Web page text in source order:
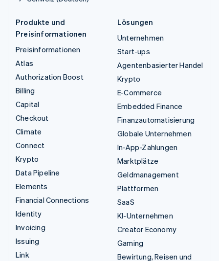
Produkte und
Preisinformationen
Preisinformationen
Atlas
Authorization Boost
Billing
Capital
Checkout
Climate
Connect
Krypto
Data Pipeline
Elements
Financial Connections
Identity
Invoicing
Issuing
Link
Lösungen
Unternehmen
Start-ups
Agentenbasierter Handel
Krypto
E-Commerce
Embedded Finance
Finanzautomatisierung
Globale Unternehmen
In-App-Zahlungen
Marktplätze
Geldmanagement
Plattformen
SaaS
KI-Unternehmen
Creator Economy
Gaming
Bewirtung, Reisen und